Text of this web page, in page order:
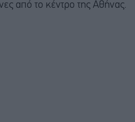
από το κέντρο της Αθήνας.